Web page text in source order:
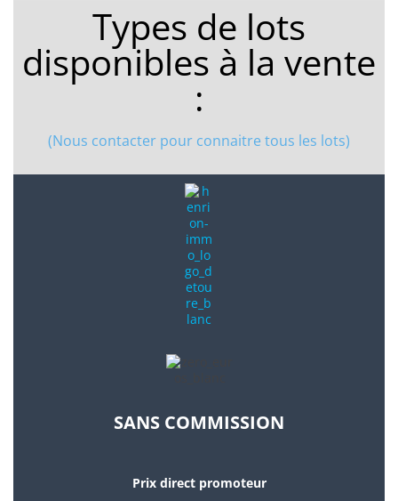
Types de lots
disponibles à la vente
:
(Nous contacter pour connaitre tous les lots)
SANS COMMISSION
Prix direct promoteur